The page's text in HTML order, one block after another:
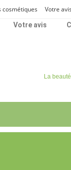
cosmétiques Votre avis
Votre avis
La